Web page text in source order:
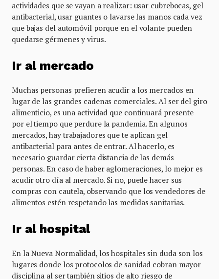
actividades que se vayan a realizar: usar cubrebocas, gel
antibacterial, usar guantes o lavarse las manos cada vez
que bajas del automóvil porque en el volante pueden
quedarse gérmenes y virus.
Ir al mercado
Muchas personas prefieren acudir a los mercados en
lugar de las grandes cadenas comerciales. Al ser del giro
alimenticio, es una actividad que continuará presente
por el tiempo que perdure la pandemia. En algunos
mercados, hay trabajadores que te aplican gel
antibacterial para antes de entrar. Al hacerlo, es
necesario guardar cierta distancia de las demás
personas. En caso de haber aglomeraciones, lo mejor es
acudir otro día al mercado. Si no, puede hacer sus
compras con cautela, observando que los vendedores de
alimentos estén respetando las medidas sanitarias.
Ir al hospital
En la Nueva Normalidad, los hospitales sin duda son los
lugares donde los protocolos de sanidad cobran mayor
disciplina al ser también sitios de alto riesgo de